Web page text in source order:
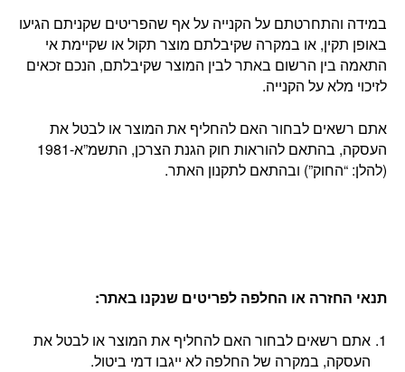
במידה והתחרטתם על הקנייה על אף שהפריטים שקניתם הגיעו
באופן תקין, או במקרה שקיבלתם מוצר תקול או שקיימת אי
התאמה בין הרשום באתר לבין המוצר שקיבלתם, הנכם זכאים
לזיכוי מלא על הקנייה.
אתם רשאים לבחור האם להחליף את המוצר או לבטל את
העסקה, בהתאם להוראות חוק הגנת הצרכן, התשמ”א-1981
(להלן: “החוק”) ובהתאם לתקנון האתר.
תנאי החזרה או החלפה לפריטים שנקנו באתר:
אתם רשאים לבחור האם להחליף את המוצר או לבטל את
העסקה, במקרה של החלפה לא ייגבו דמי ביטול.